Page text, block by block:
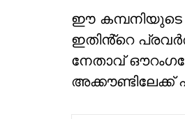
ഈ കമ്പനിയുടെ
ഇതിൻ്റെ
നേതാവ്
അക്കൗണ്ടിലേക്ക്